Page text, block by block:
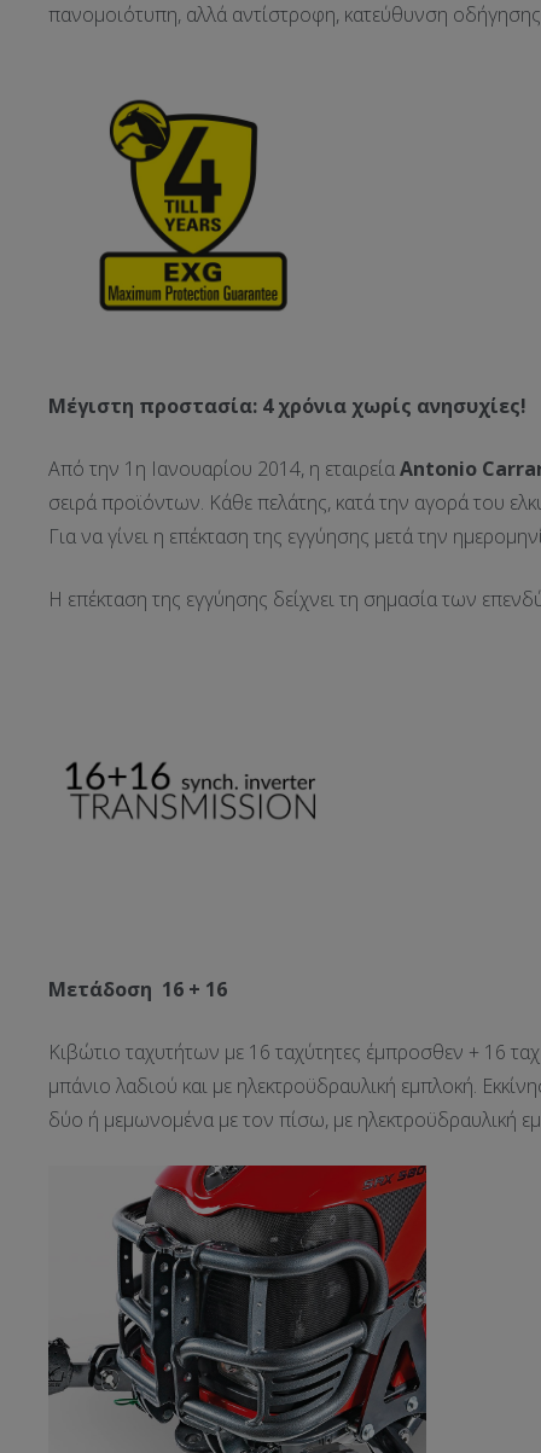
πανομοιότυπη, αλλά αντίστροφη, κατεύθυνση
Μέγιστη προστασία: 4 χρόνια χωρίς ανησυχίες!
Από την 1η Ιανουαρίου 2014, η εταιρείαAntonio
σειρά προϊόντων. Κάθε πελάτης, κατά την αγορά του
Για να γίνει η επέκταση της εγγύησης μετά την
Η επέκταση της εγγύησης δείχνει τη σημασία των
Μετάδοση 16 + 16
Κιβώτιο ταχυτήτων με 16 ταχύτητες έμπροσθεν + 16
μπάνιο λαδιού και με ηλεκτροϋδραυλική εμπλοκή.
δύο ή μεμωνομένα με τον πίσω, με ηλεκτροϋδραυλική